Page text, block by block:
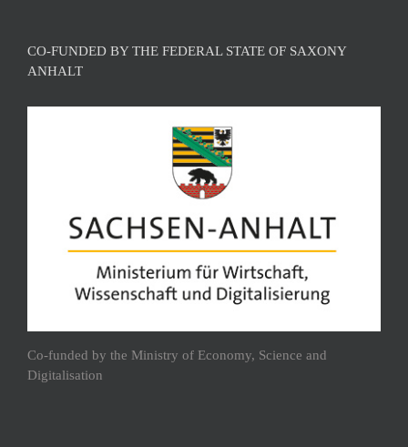
CO-FUNDED BY THE FEDERAL STATE OF SAXONY
ANHALT
Co-funded by the Ministry of Economy, Science and
Digitalisation